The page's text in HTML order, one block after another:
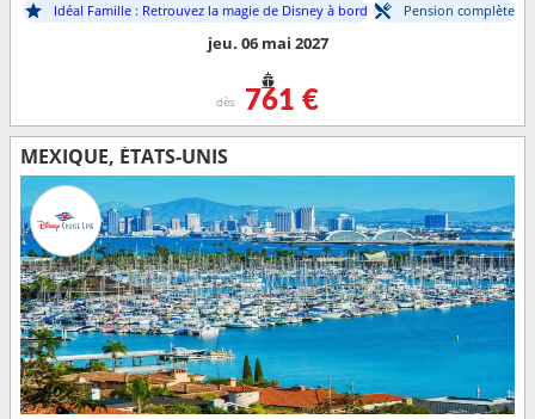
Idéal Famille : Retrouvez la magie de Disney à bord Pension complète
jeu. 06 mai 2027
dès 761 €
MEXIQUE, ÉTATS-UNIS